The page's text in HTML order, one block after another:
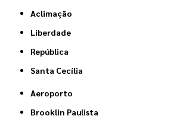
Aclimação
Liberdade
República
Santa Cecília
Aeroporto
Brooklin Paulista